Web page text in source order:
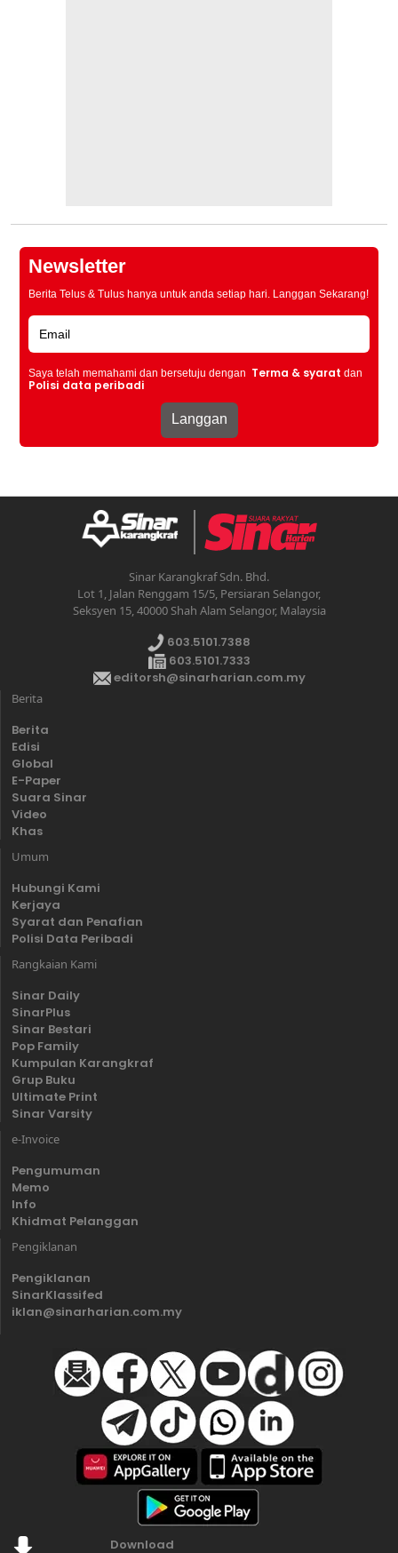
Newsletter
Berita Telus & Tulus hanya untuk anda setiap hari. Langgan Sekarang!
Saya telah memahami dan bersetuju dengan Terma & syarat dan
Polisi data peribadi
Sinar Karangkraf Sdn. Bhd.
Lot 1, Jalan Renggam 15/5, Persiaran Selangor,
Seksyen 15, 40000 Shah Alam Selangor, Malaysia
603.5101.7388
603.5101.7333
editorsh@sinarharian.com.my
Berita
Berita
Edisi
Global
E-Paper
Suara Sinar
Video
Khas
Umum
Hubungi Kami
Kerjaya
Syarat dan Penafian
Polisi Data Peribadi
Rangkaian Kami
Sinar Daily
SinarPlus
Sinar Bestari
Pop Family
Kumpulan Karangkraf
Grup Buku
Ultimate Print
Sinar Varsity
e-Invoice
Pengumuman
Memo
Info
Khidmat Pelanggan
Pengiklanan
Pengiklanan
SinarKlassifed
iklan@sinarharian.com.my
Download